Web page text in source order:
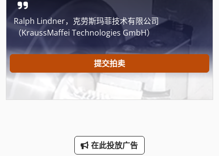
Index B 60
International 434
Linde
Newton 20
Schaublin 135
Ralph Lindner，克劳斯玛菲技术有限公司
（KraussMaffei Technologies GmbH）
提交拍卖
在此投放广告